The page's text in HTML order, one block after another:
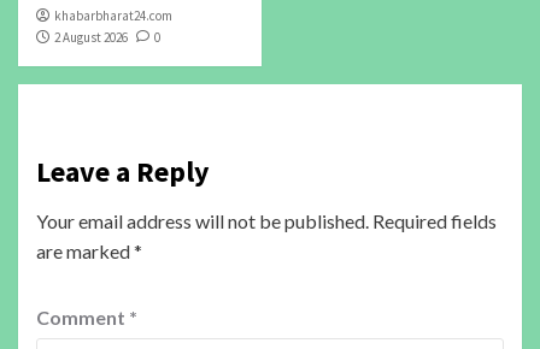
khabarbharat24.com
2 August 2026
0
Leave a Reply
Your email address will not be published. Required fields
are marked*
Comment *